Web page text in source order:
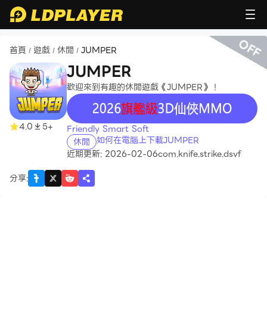
首頁 / 遊戲 / 休閒 / JUMPER
4.0 5+
JUMPER
歡迎來到有趣的休閒遊戲《JUMPER》！
recommend
Friendly Smart Soft
休閒 如何在電腦上下載JUMPER
近期更新: 2026-02-06com.knife.strike.dsvf
分享:
OFF